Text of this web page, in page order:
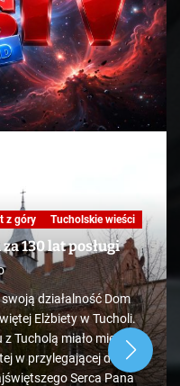
z góry Tucholskie wieści
130 lat posługi
działalność Dom
Elżbiety w Tucholi.
Tucholą miało miejsce
w przylegającej do
Serca Pana